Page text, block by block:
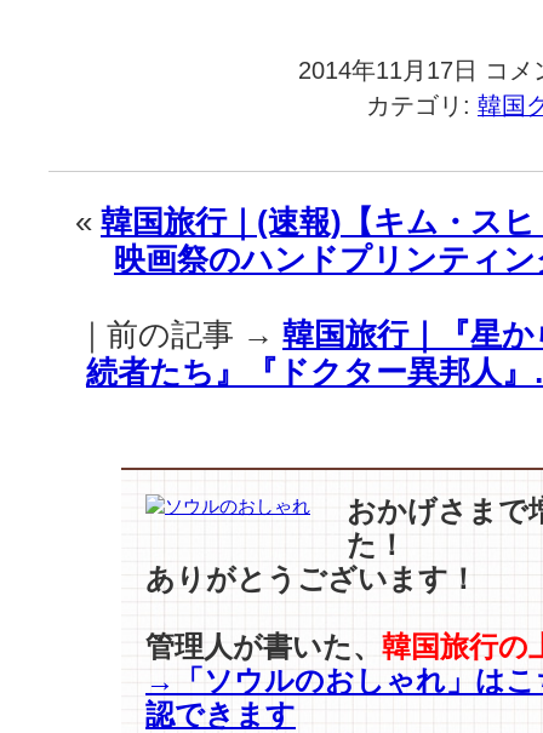
2014年11月17日
韓
国
旅
｜
ョ
ン・
ジ
ョ
ン】
可
彼
が
ン
コメ
カテゴリ: 韓国
« 韓国旅行｜(速報)【キム・ス
映画祭のハンドプリンティ
｜前の記事 → 韓国旅行｜『星
続者たち』『ドクター異邦人
おかげさまで
た！
ありがとうございます！
管理人が書いた、 韓国旅行の
→「ソウルのおしゃれ」はこ
認できます